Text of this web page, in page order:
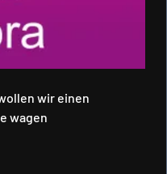
wir einen
wagen